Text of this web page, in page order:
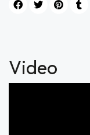
Video